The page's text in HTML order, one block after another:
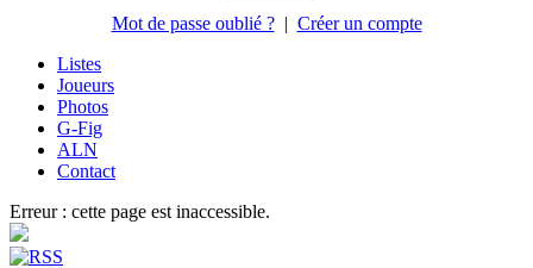
Mot de passe oublié ?| Créer un compte
Listes
Joueurs
Photos
G-Fig
ALN
Contact
Erreur : cette page est inaccessible.